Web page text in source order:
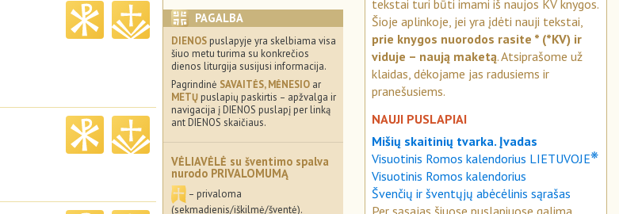
PAGALBA
DIENOS puslapyje yra skelbiama visa
šiuo metu turima su konkrečios
dienos liturgija susijusi informacija.
Pagrindinė SAVAITĖS, MĖNESIO ar
METŲ puslapių paskirtis – apžvalga ir
navigacija į DIENOS puslapį per linką
ant DIENOS skaičiaus.
VĖLIAVĖLĖ su šventimo spalva
nurodo PRIVALOMUMĄ
– privaloma
(sekmadienis/iškilmė/šventė).
tekstai turi būti imami iš naujos KV knygos.
Šioje aplinkoje, jei yra įdėti nauji tekstai,
prie knygos nuorodos rasite * (*KV) ir
viduje – naują maketą. Atsiprašome už
klaidas, dėkojame jas radusiems ir
pranešusiems.
NAUJI PUSLAPIAI
Mišių skaitinių tvarka. Įvadas
Visuotinis Romos kalendorius LIETUVOJE❋
Visuotinis Romos kalendorius
Švenčių ir šventųjų abėcėlinis sąrašas
Per sąsajas šiuose puslapiuose galima